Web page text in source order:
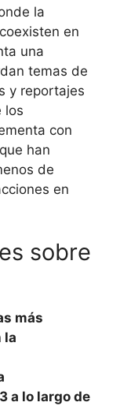
la
en
una
temas de
y reportajes
los
con
han
de
en
sobre
más
la
a lo largo de